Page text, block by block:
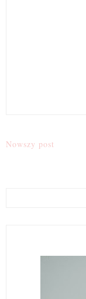
Nowszy post